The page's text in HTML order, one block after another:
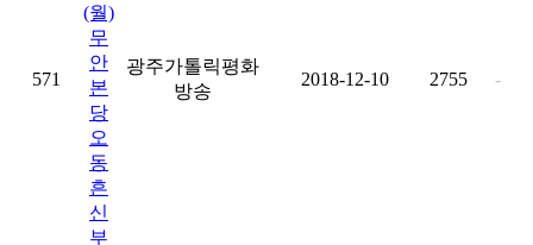
571
(월)
무
안
본
당
오
동
흔
신
부
광주가톨릭평화
방송
2018-12-10 2755 -